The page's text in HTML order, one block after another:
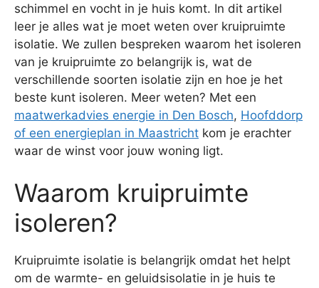
schimmel en vocht in je huis komt. In dit artikel
leer je alles wat je moet weten over kruipruimte
isolatie. We zullen bespreken waarom het isoleren
van je kruipruimte zo belangrijk is, wat de
verschillende soorten isolatie zijn en hoe je het
beste kunt isoleren. Meer weten? Met een
maatwerkadvies energie in Den Bosch, Hoofddorp
of een energieplan in Maastricht kom je erachter
waar de winst voor jouw woning ligt.
Waarom kruipruimte
isoleren?
Kruipruimte isolatie is belangrijk omdat het helpt
om de warmte- en geluidsisolatie in je huis te